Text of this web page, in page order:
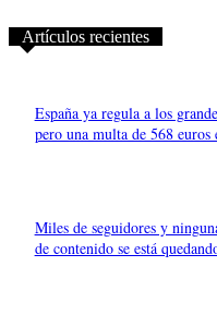
Artículos recientes
España ya regula a los
pero una multa de 568 euros
Miles de seguidores y
de contenido se está